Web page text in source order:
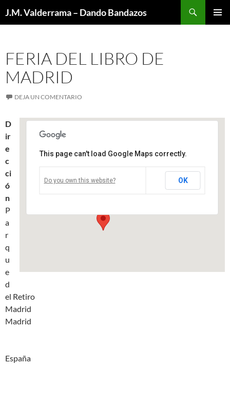
alJ.M. Valderrama – Dando Bandazos
FERIA DEL LIBRO DE
MADRID
DEJA UN COMENTARIO
Parque del Retiro - Madrid
Eventos
This page can't load Google Maps correctly.
Do you own this website? OK
D
ir
e
c
ci
ó
n
P
a
r
q
u
e
d
el Retiro
Madrid
Madrid
España